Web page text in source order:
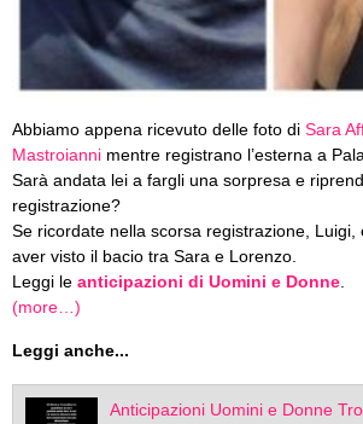
Abbiamo appena ricevuto delle foto di Sara
Mastroianni mentre registrano l’esterna a
Sarà andata lei a fargli una sorpresa e
registrazione?
Se ricordate nella scorsa registrazione, Luigi,
aver visto il bacio tra Sara e Lorenzo.
Leggi le anticipazioni di Uomini e Donne.
(more…)
Leggi anche...
Anticipazioni Uomini e Donne